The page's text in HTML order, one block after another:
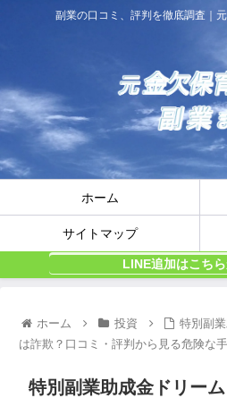
副業の口コミ、評判を徹底調査｜
ホーム
サイトマップ
LINE追加はこち
ホーム 投資
特別副
は詐欺？口コミ・評判から見る危険な
特別副業助成金ドリー